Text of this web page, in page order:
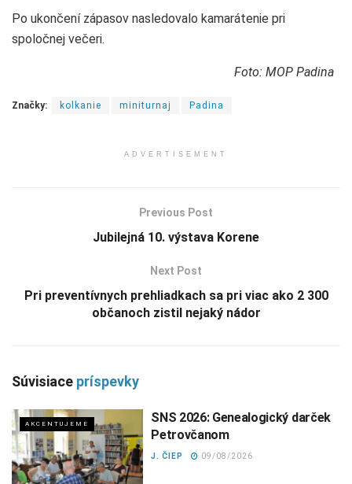
Po ukončení zápasov nasledovalo kamarátenie pri
spoločnej večeri.
Foto: MOP Padina
Značky: kolkanie miniturnaj Padina
ADVERTISEMENT
Previous Post
Jubilejná 10. výstava Korene
Next Post
Pri preventívnych prehliadkach sa pri viac ako 2 300
občanoch zistil nejaký nádor
Súvisiace príspevky
AKCENTUJEME
SNS 2026: Genealogický darček
Petrovčanom
J. ČIEP 09/08/2026